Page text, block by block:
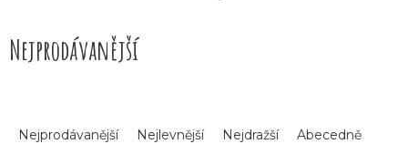
Nejprodávanější
Nejprodávanější Nejlevnější Nejdražší Abecedně